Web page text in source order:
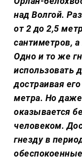
над Волгой.
от 2 до 2,5
сантиметров, а
Одно и то же
использовать
достраивая
метра. Но
оказывается
человеком.
гнезду в